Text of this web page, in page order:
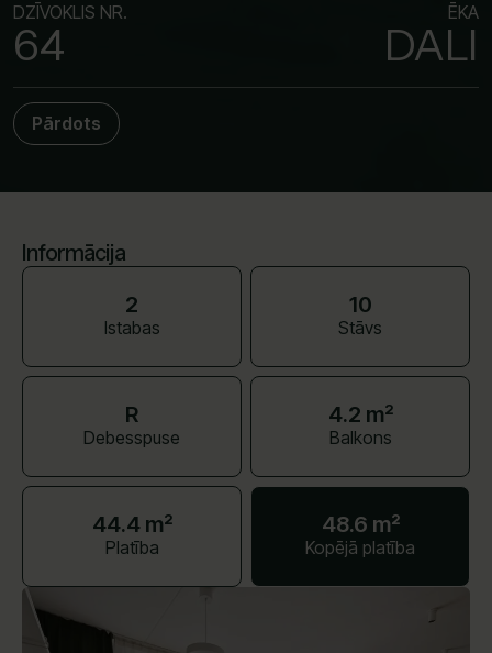
DZĪVOKLIS NR.
64
ĒKA
DALI
Pārdots
Informācija
2
Istabas
10
Stāvs
R
Debesspuse
4.2 m²
Balkons
44.4 m²
Platība
48.6 m²
Kopējā platība